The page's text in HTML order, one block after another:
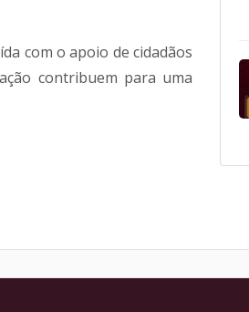
com o apoio de cidadãos
contribuem para uma